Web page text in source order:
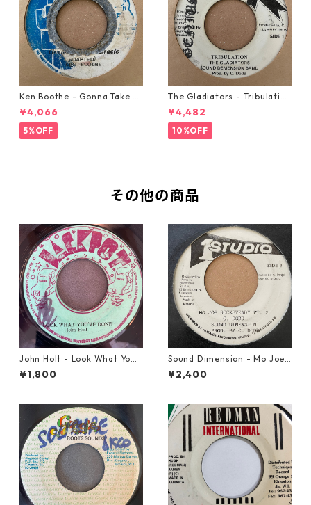
Ken Boothe - Gonna Take A
Miracle【7-21362】
¥4,066
5%OFF
The Gladiators - Tribulation
【7-21365】
¥4,482
10%OFF
その他の商品
John Holt - Look What Yo
u've Done【7-21817】
¥1,800
Sound Dimension - Mo Joe
Rock Steady【7-21087】
¥2,400